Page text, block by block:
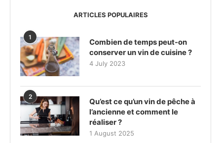
ARTICLES POPULAIRES
1
Combien de temps peut-on
conserver un vin de cuisine ?
4 July 2023
2
Qu’est ce qu’un vin de pêche à
l’ancienne et comment le
réaliser ?
1 August 2025